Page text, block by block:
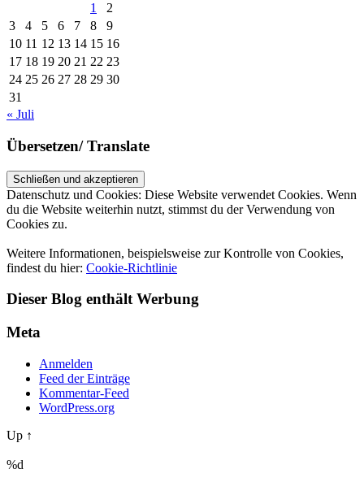
1
2
3
4 5 6 7 8
9
10 11 12 13 14 15 16
17 18 19 20 21 22 23
24 25 26 27 28 29 30
31
« Juli
Übersetzen/ Translate
Datenschutz und Cookies: Diese Website verwendet Cookies. Wenn
du die Website weiterhin nutzt, stimmst du der Verwendung von
Cookies zu.
Weitere Informationen, beispielsweise zur Kontrolle von Cookies,
findest du hier: Cookie-Richtlinie
Dieser Blog enthält Werbung
Meta
Anmelden
Feed der Einträge
Kommentar-Feed
WordPress.org
Up ↑
%d